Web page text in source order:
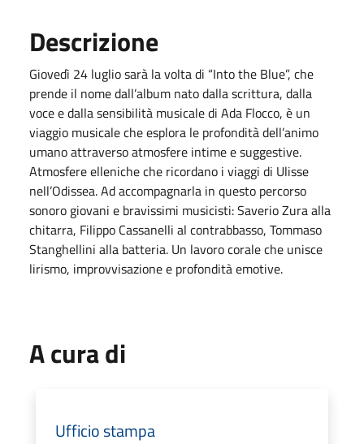
Descrizione
Giovedì 24 luglio sarà la volta di “Into the Blue”, che
prende il nome dall’album nato dalla scrittura, dalla
voce e dalla sensibilità musicale di Ada Flocco, è un
viaggio musicale che esplora le profondità dell’animo
umano attraverso atmosfere intime e suggestive.
Atmosfere elleniche che ricordano i viaggi di Ulisse
nell’Odissea. Ad accompagnarla in questo percorso
sonoro giovani e bravissimi musicisti: Saverio Zura alla
chitarra, Filippo Cassanelli al contrabbasso, Tommaso
Stanghellini alla batteria. Un lavoro corale che unisce
lirismo, improvvisazione e profondità emotive.
A cura di
Ufficio stampa